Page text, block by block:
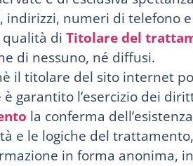
numeri di telefono
di Titolare del
di nessuno, né diffusi.
il titolare del sito internet
l’esercizio dei
la conferma
e le logiche del
in forma anonima,